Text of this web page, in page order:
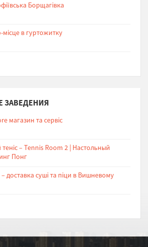
Борщагівка
місце в гуртожитку
ЗАВЕДЕНИЯ
магазин та сервіс
теніс – Tennis Room 2 | Настольный
Понг
– доставка суші та піци в Вишневому